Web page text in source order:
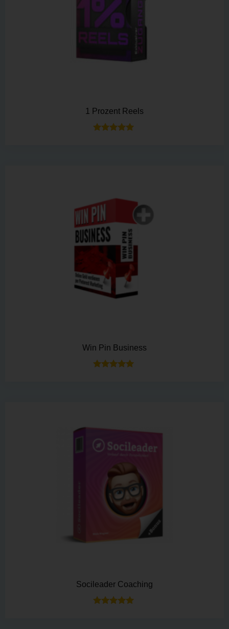
1 Prozent Reels
Win Pin Business
Socileader Coaching